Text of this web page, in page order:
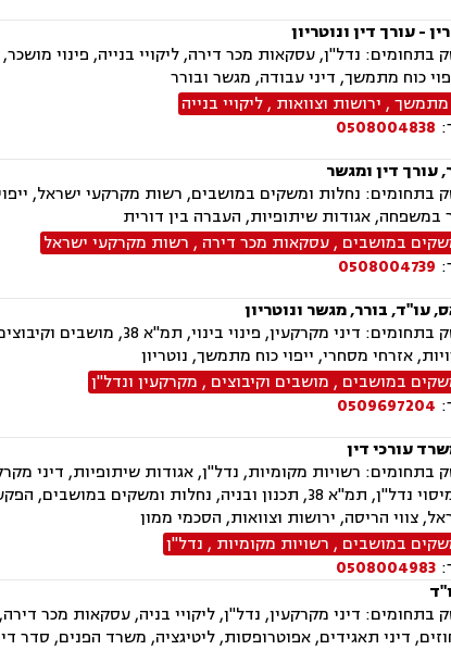
- עורך דין ונוטריון
נדל"ן, עסקאות מכר דירה, ליקויי בנייה, פינוי מושכר,
מתמשך, ירושות וצוואות ,ליקויי בנייה
0508004838
עורך דין ומגשר
בתחומים: נחלות ומשקים במושבים, רשות מקרקעי ישראל,
במשפחה, אגודות שיתופיות, העברה בין דורית
במושבים ,עסקאות מכר דירה , רשות מקרקעי ישראל
0508004739
עו"ד, בורר, מגשר ונוטריון
המשרד עוסק בתחומים: דיני
אזרחי מסחרי, ייפוי כוח מתמשך, נוטריון
במושבים , מושבים וקיבוצים , מקרקעין ונדל"ן
0509697204
עורכי דין
רשויות מקומיות, נדל"ן, אגודות שיתופיות, דיני
ובוררויות, מיסוי נדל"ן, תמ"א 38, תכנון ובניה, נחלות
צווי הריסה, ירושות וצוואות, הסכמי ממון
במושבים , רשויות מקומיות , נדל"ן
0508004983
דיני תאגידים, אפוטרופסות, ליטיגציה, משרד הפנים, סדר